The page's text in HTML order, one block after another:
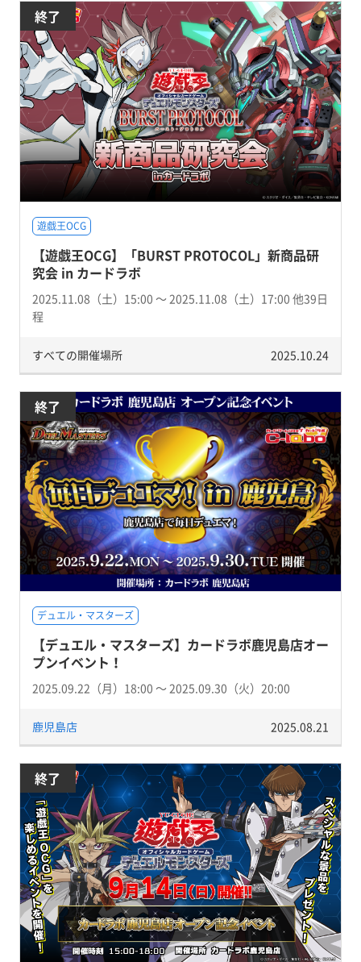
終了
遊戯王OCG
【遊戯王OCG】「BURST PROTOCOL」新商品研
究会 in カードラボ
2025.11.08（土）15:00 〜 2025.11.08（土）17:00 他39日
程
すべての開催場所 2025.10.24
終了
デュエル・マスターズ
【デュエル・マスターズ】カードラボ鹿児島店オー
プンイベント！
2025.09.22（月）18:00 〜 2025.09.30（火）20:00
鹿児島店 2025.08.21
終了